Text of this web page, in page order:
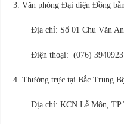
Văn phòng Đại diện Đồng
Địa chỉ: Số 01 Chu Văn
Điện thoại: (076)
Thường trực tại Bắc Trung
Địa chỉ: KCN Lễ Môn, TP